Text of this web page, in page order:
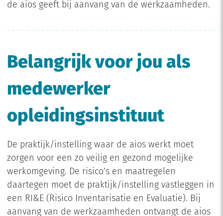
de aios geeft bij aanvang van de werkzaamheden.
Belangrijk voor jou als
medewerker
opleidingsinstituut
De praktijk/instelling waar de aios werkt moet
zorgen voor een zo veilig en gezond mogelijke
werkomgeving. De risico’s en maatregelen
daartegen moet de praktijk/instelling vastleggen in
een RI&E (Risico Inventarisatie en Evaluatie). Bij
aanvang van de werkzaamheden ontvangt de aios